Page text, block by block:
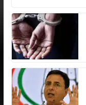
at
s
A
p
p
e
b
o
k